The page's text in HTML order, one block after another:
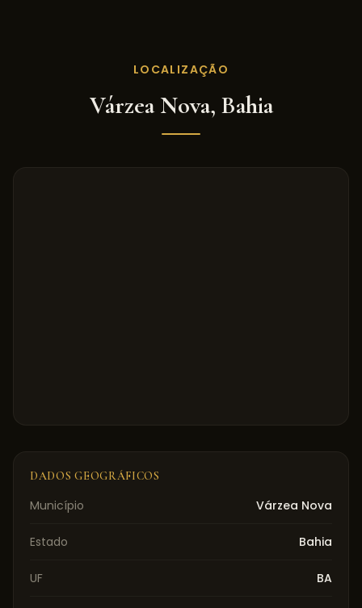
LOCALIZAÇÃO
Várzea Nova, Bahia
DADOS GEOGRÁFICOS
Município Várzea Nova
Estado Bahia
UF BA